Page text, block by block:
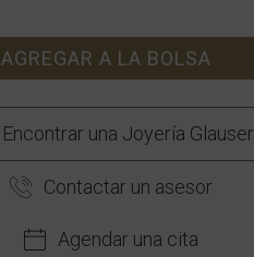
AGREGAR A LA BOLSA
Encontrar una Joyería Glauser
Contactar un asesor
Agendar una cita